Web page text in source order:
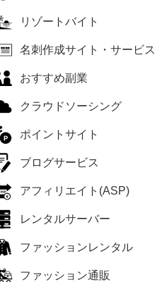
リゾートバイト
名刺作成サイト・サービス
おすすめ副業
クラウドソーシング
ポイントサイト
ブログサービス
アフィリエイト(ASP)
レンタルサーバー
ファッションレンタル
ファッション通販